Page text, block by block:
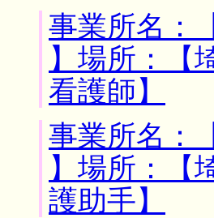
事業所名
】場所：【
看護師】
事業所名
】場所：【
護助手】